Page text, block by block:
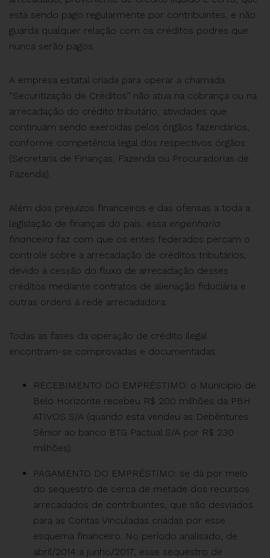
está sendo pago regularmente por contribuintes, e não
guarda qualquer relação com os créditos podres que
nunca serão pagos.
A empresa estatal criada para operar a chamada
“Securitização de Créditos” não atua na cobrança ou na
arrecadação do crédito tributário, atividades que
continuam sendo exercidas pelos órgãos fazendários,
conforme competência legal dos respectivos órgãos
(Secretaria de Finanças, Fazenda ou Procuradorias de
Fazenda).
Além dos prejuízos financeiros e das ofensas a toda a
legislação de finanças do país, essa engenharia
financeira faz com que os entes federados percam o
controle sobre a arrecadação de créditos tributários,
devido à cessão do fluxo de arrecadação desses
créditos mediante contratos de alienação fiduciária e
outras ordens à rede arrecadadora.
Todas as fases da operação de crédito ilegal
encontram-se comprovadas e documentadas:
RECEBIMENTO DO EMPRÉSTIMO: o Município de
Belo Horizonte recebeu R$ 200 milhões da PBH
ATIVOS S/A (quando esta vendeu as Debêntures
Sênior ao banco BTG Pactual S/A por R$ 230
milhões).
PAGAMENTO DO EMPRÉSTIMO: se dá por meio
do sequestro de cerca de metade dos recursos
arrecadados de contribuintes, que são desviados
para as Contas Vinculadas criadas por esse
esquema financeiro. No período analisado, de
abril/2014 a junho/2017, esse sequestro de